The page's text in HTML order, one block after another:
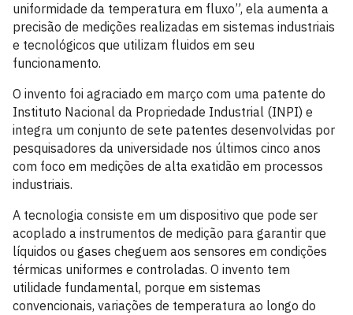
uniformidade da temperatura em fluxo”, ela aumenta a
precisão de medições realizadas em sistemas industriais
e tecnológicos que utilizam fluidos em seu
funcionamento.
O invento foi agraciado em março com uma patente do
Instituto Nacional da Propriedade Industrial (INPI) e
integra um conjunto de sete patentes desenvolvidas por
pesquisadores da universidade nos últimos cinco anos
com foco em medições de alta exatidão em processos
industriais.
A tecnologia consiste em um dispositivo que pode ser
acoplado a instrumentos de medição para garantir que
líquidos ou gases cheguem aos sensores em condições
térmicas uniformes e controladas. O invento tem
utilidade fundamental, porque em sistemas
convencionais, variações de temperatura ao longo do